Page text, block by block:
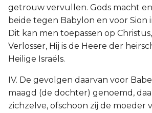
getrouw vervullen. Gods macht
beide tegen Babylon en voor Sion
Dit kan men toepassen op
Verlosser, Hij is de Heere der
Heilige Israëls.
IV. De gevolgen daarvan voor
maagd (de dochter) genoemd,
zichzelve, ofschoon zij de moeder